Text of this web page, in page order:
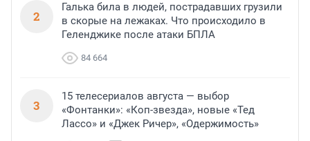
2
Галька била в людей, пострадавших грузили
в скорые на лежаках. Что происходило в
Геленджике после атаки БПЛА
84 664
3
15 телесериалов августа — выбор
«Фонтанки»: «Коп-звезда», новые «Тед
Лассо» и «Джек Ричер», «Одержимость»